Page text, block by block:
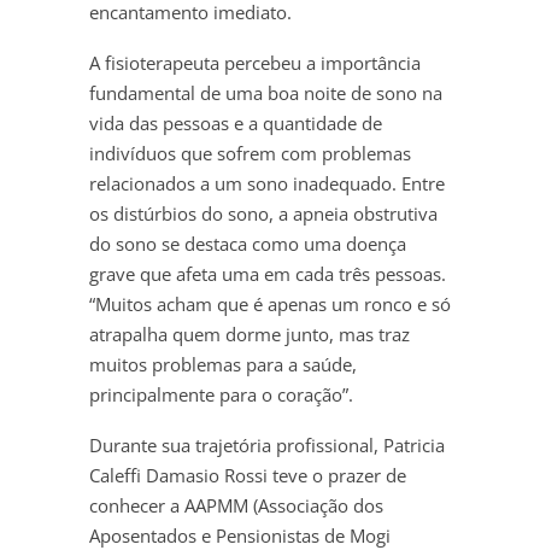
encantamento imediato.
A fisioterapeuta percebeu a importância
fundamental de uma boa noite de sono na
vida das pessoas e a quantidade de
indivíduos que sofrem com problemas
relacionados a um sono inadequado. Entre
os distúrbios do sono, a apneia obstrutiva
do sono se destaca como uma doença
grave que afeta uma em cada três pessoas.
“Muitos acham que é apenas um ronco e só
atrapalha quem dorme junto, mas traz
muitos problemas para a saúde,
principalmente para o coração”.
Durante sua trajetória profissional, Patricia
Caleffi Damasio Rossi teve o prazer de
conhecer a AAPMM (Associação dos
Aposentados e Pensionistas de Mogi